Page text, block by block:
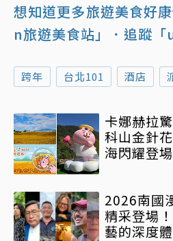
想知道更多旅遊美食好
n旅遊美食站」
．追蹤
跨年 台北101 酒店
卡娜赫拉
科山金針
海閃耀登
球+超狂
2026南國
精采登場
藝的深度